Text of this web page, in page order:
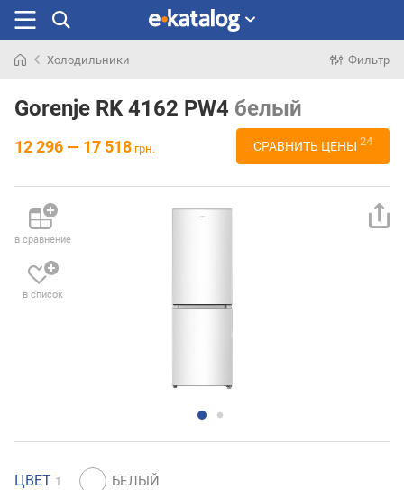
раньше
Холодильники Фильтр
Gorenje RK 4162 PW4 белый
12 296 — 17 518 грн. СРАВНИТЬ ЦЕНЫ 24
в сравнение
в список
ЦВЕТ 1